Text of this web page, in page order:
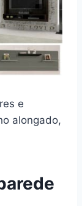
e
alongado,